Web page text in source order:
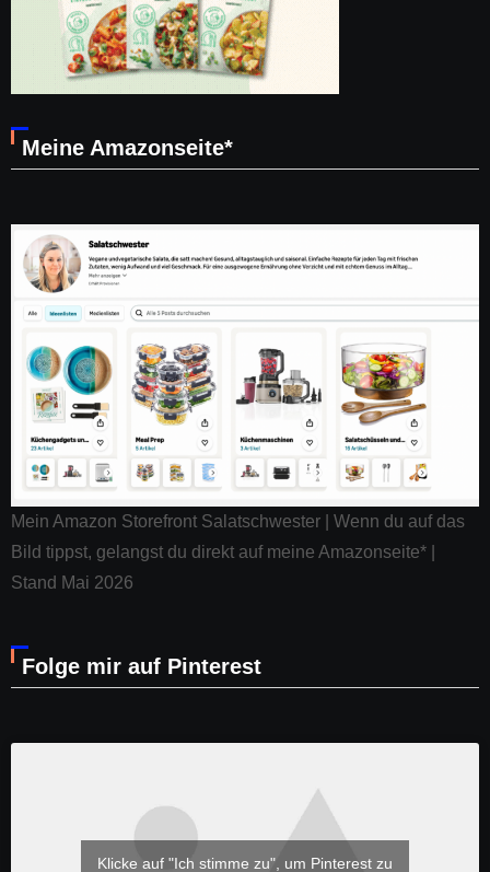
Meine Amazonseite*
Mein Amazon Storefront Salatschwester | Wenn du auf das
Bild tippst, gelangst du direkt auf meine Amazonseite* |
Stand Mai 2026
Folge mir auf Pinterest
Klicke auf "Ich stimme zu", um Pinterest zu